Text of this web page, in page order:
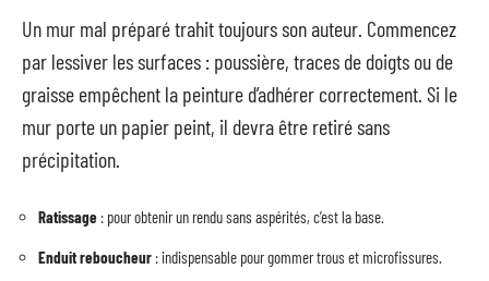
Un mur mal préparé trahit toujours son auteur. Commencez
par lessiver les surfaces : poussière, traces de doigts ou de
graisse empêchent la peinture d’adhérer correctement. Si le
mur porte un papier peint, il devra être retiré sans
précipitation.
Ratissage : pour obtenir un rendu sans aspérités, c’est la base.
Enduit reboucheur : indispensable pour gommer trous et microfissures.